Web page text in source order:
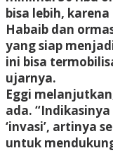
bisa lebih,
Habaib dan
yang siap
ini bisa
ujarnya.
Eggi
ada.
‘invasi’, artinya
untuk